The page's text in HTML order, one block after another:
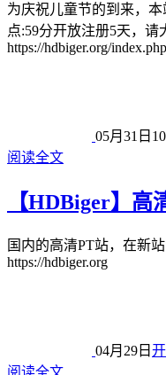
为庆祝儿童节的到来，本
点:59分开放注册5天，请
https://hdbiger.org/index.php
05月31日
阅读全文
【HDBiger】高
国内的高清PT站，在新
https://hdbiger.org
04月29日
阅读全文